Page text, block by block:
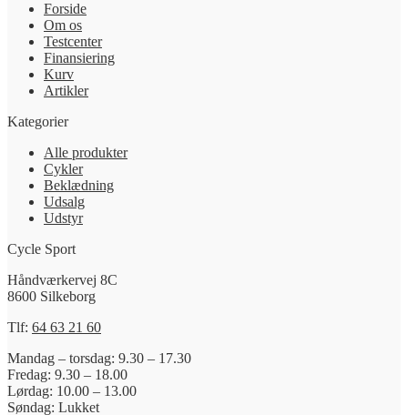
Forside
Om os
Testcenter
Finansiering
Kurv
Artikler
Kategorier
Alle produkter
Cykler
Beklædning
Udsalg
Udstyr
Cycle Sport
Håndværkervej 8C
8600 Silkeborg
Tlf: 64 63 21 60
Mandag – torsdag: 9.30 – 17.30
Fredag: 9.30 – 18.00
Lørdag: 10.00 – 13.00
Søndag: Lukket